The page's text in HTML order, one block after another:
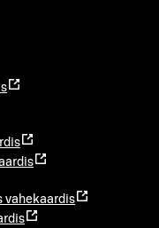
vahekaardis